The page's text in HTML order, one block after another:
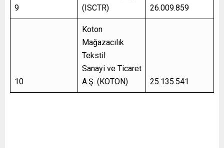
9
(ISCTR)
26.009.859
10
Koton
Mağazacılık
Tekstil
Sanayi ve Ticaret
A.Ş. (KOTON)
25.135.541